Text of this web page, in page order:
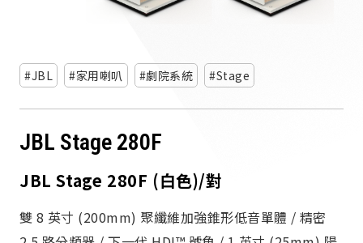
劇院系
JBL 家用喇叭 劇院系統 Stage
JBL Stage 280F
JBL Stage 280F (白色)/對
雙 8 英寸 (200mm) 聚纖維加強錐形低音單體 / 精密